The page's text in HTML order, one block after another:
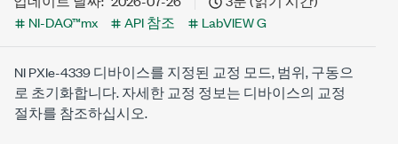
NI-DAQ™mx
API 참조 LabVIEW G
NI PXIe-4339 디바이스를 지정된 교정 모드, 범위, 구동으
로 초기화합니다. 자세한 교정 정보는 디바이스의 교정
절차를 참조하십시오.